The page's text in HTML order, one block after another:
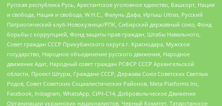
Русская республика Русь, Арестантское уголовное единство, Башкорт, Нация
и свобода, Нация и свобода, W.H.С., Фалунь Дафа, Иртыш Ultras, Русский
Патриотический клуб-Новокузнецк/РПК, Сибирский державный союз, Фонд
борьбы с коррупцией, Фонд защиты прав граждан, Штабы Навального,
Совет граждан СССР Прикубанского округа г. Краснодара, Мужское
государство, Народное объединение русского движения, Народное
движение Адат, Народный совет граждан РСФСР СССР Архангельской
области, Проект Штурм, Граждане СССР, Держава Союз Советских Светлых
Родов, Совет Советских Социалистических Районов, Meta Platforms Inc,
Facebook, Instagram, WhatsApp, СИЧ-С14, Добровольческое Движение
Организации украинских националистов, Черный Комитет, Татарстанское